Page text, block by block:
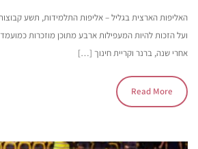
האליפות הארצית בגליל – אליפות התלמידות, תשע
ועל הזכות להיות המעפילות ארבע מתוכן מוזכרות
אחרי שנה, ברנר וקריית חינוך […]
Read More